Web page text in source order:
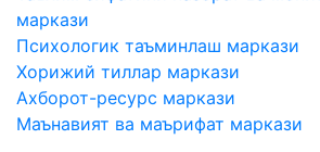
маркази
Психологик таъминлаш маркази
Хорижий тиллар маркази
Ахборот-ресурс маркази
Маънавият ва маърифат маркази